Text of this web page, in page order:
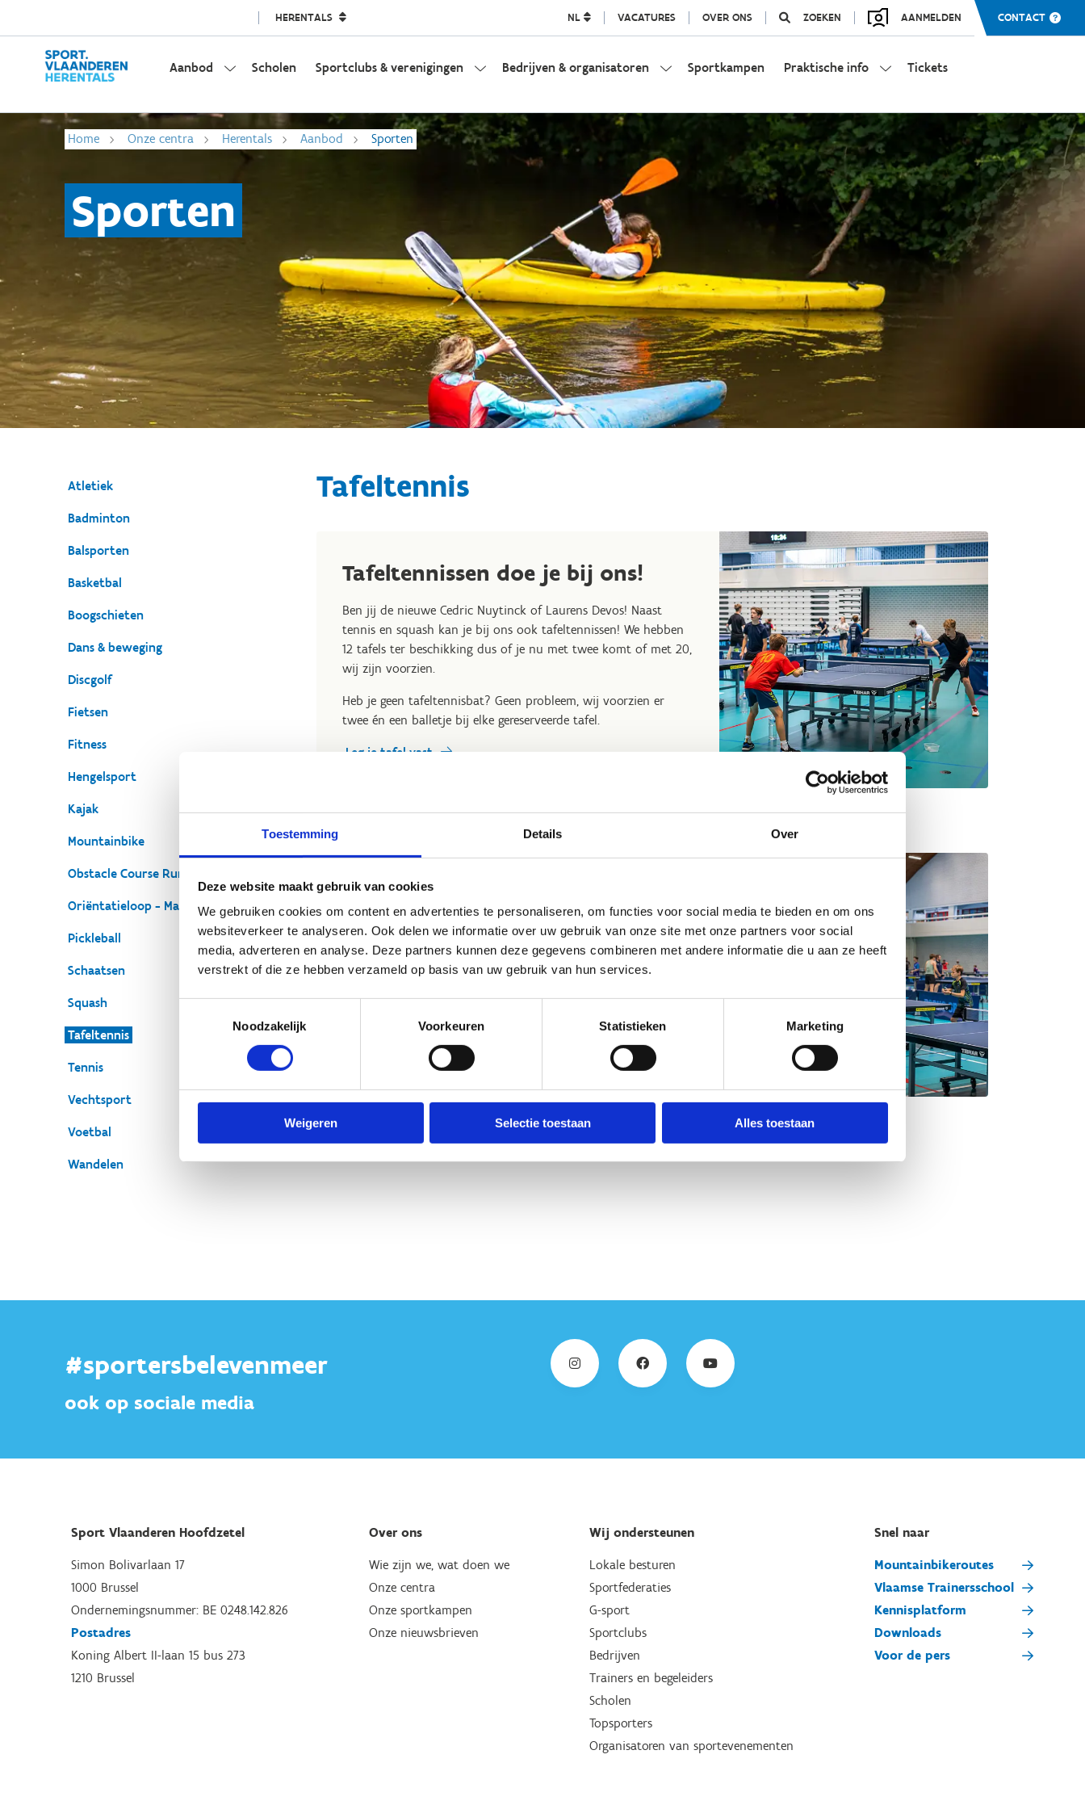
Toestemming Details Over
Deze website maakt gebruik van cookies
We gebruiken cookies om content en advertenties te personaliseren, om functies voor social media te bieden en om ons
websiteverkeer te analyseren. Ook delen we informatie over uw gebruik van onze site met onze partners voor social
media, adverteren en analyse. Deze partners kunnen deze gegevens combineren met andere informatie die u aan ze heeft
verstrekt of die ze hebben verzameld op basis van uw gebruik van hun services.
Noodzakelijk
Voorkeuren Statistieken Marketing
Weigeren Selectie toestaan Alles toestaan
HERENTALS NL VACATURES OVER ONS ZOEKEN AANMELDEN CONTACT
Aanbod Scholen Sportclubs & verenigingen Bedrijven & organisatoren Sportkampen Praktische info Tickets
Home Onze centra Herentals Aanbod Sporten
Sporten
Atletiek
Badminton
Balsporten
Basketbal
Boogschieten
Dans & beweging
Discgolf
Fietsen
Fitness
Hengelsport
Kajak
Mountainbike
Obstacle Course Running (OCR)
Oriëntatieloop - Mapico
Pickleball
Schaatsen
Squash
Tafeltennis
Tennis
Vechtsport
Voetbal
Wandelen
Tafeltennis
Tafeltennissen doe je bij ons!
Ben jij de nieuwe Cedric Nuytinck of Laurens Devos! Naast
tennis en squash kan je bij ons ook tafeltennissen! We hebben
12 tafels ter beschikking dus of je nu met twee komt of met 20,
wij zijn voorzien.
Heb je geen tafeltennisbat? Geen probleem, wij voorzien er
twee én een balletje bij elke gereserveerde tafel.
Leg je tafel vast
Op sportstage in Herentals?
Bij Sport Vlaanderen Herentals hebben we alle troeven in huis
om van jouw sportstage een succes te maken. Onze
sportaccommodaties zijn van topniveau, we bieden
ons centrum ligt midden in het prachtige Kempense groen.
Kom bij ons op sportstage
#sportersbelevenmeer
ook op sociale media
Sport Vlaanderen Hoofdzetel
Simon Bolivarlaan 17
1000 Brussel
Ondernemingsnummer: BE 0248.142.826
Postadres
Koning Albert II-laan 15 bus 273
1210 Brussel
Over ons
Wie zijn we, wat doen we
Onze centra
Onze sportkampen
Onze nieuwsbrieven
Wij ondersteunen
Lokale besturen
Sportfederaties
G-sport
Sportclubs
Bedrijven
Trainers en begeleiders
Scholen
Topsporters
Organisatoren van sportevenementen
Snel naar
Mountainbikeroutes
Vlaamse Trainersschool
Kennisplatform
Downloads
Voor de pers